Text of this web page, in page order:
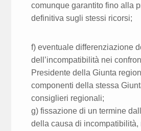
comunque garantito fino alla
definitiva sugli stessi ricorsi;
f) eventuale differenziazione
dell’incompatibilità nei
Presidente della Giunta
componenti della stessa
consiglieri regionali;
g) fissazione di un termine
della causa di incompatibilità,